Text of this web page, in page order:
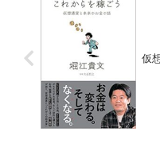
仮